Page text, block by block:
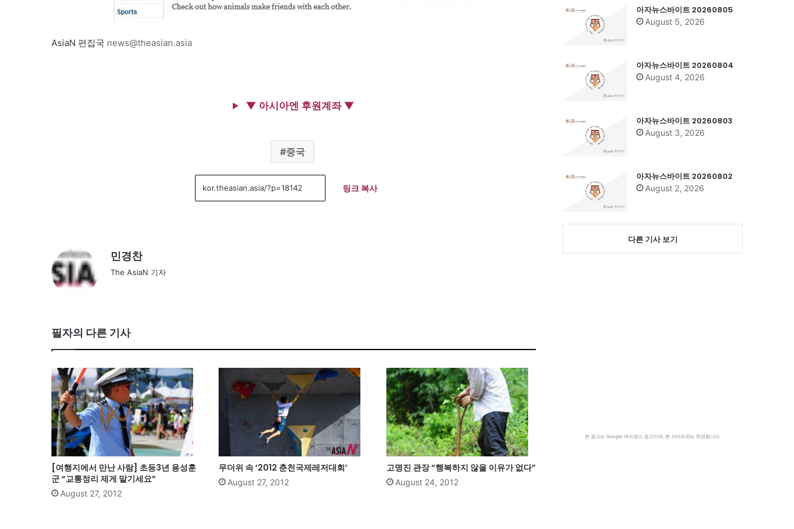
AsiaN 편집국 news@theasian.asia
▼ 아시아엔 후원계좌 ▼
중국
링크 복사
민경찬
The AsiaN 기자
필자의 다른 기사
[여행지에서 만난 사람] 초등3년 용성훈
군 “교통정리 제게 맡기세요”
August 27, 2012
무더위 속 ‘2012 춘천국제레저대회’
August 27, 2012
고명진 관장 “행복하지 않을 이유가 없다”
August 24, 2012
아자뉴스바이트 20260805
August 5, 2026
아자뉴스바이트 20260804
August 4, 2026
아자뉴스바이트 20260803
August 3, 2026
아자뉴스바이트 20260802
August 2, 2026
다른 기사 보기
본 광고는 Google 애드센스 광고이며, 본 사이트와는 무관합니다.